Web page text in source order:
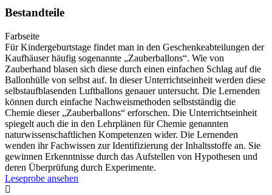
Bestandteile
Farbseite
Für Kindergeburtstage findet man in den Geschenkeabteilungen der
Kaufhäuser häufig sogenannte „Zauberballons“. Wie von
Zauberhand blasen sich diese durch einen einfachen Schlag auf die
Ballonhülle von selbst auf. In dieser Unterrichtseinheit werden diese
selbstaufblasenden Luftballons genauer untersucht. Die Lernenden
können durch einfache Nachweismethoden selbstständig die
Chemie dieser „Zauberballons“ erforschen. Die Unterrichtseinheit
spiegelt auch die in den Lehrplänen für Chemie genannten
naturwissenschaftlichen Kompetenzen wider. Die Lernenden
wenden ihr Fachwissen zur Identifizierung der Inhaltsstoffe an. Sie
gewinnen Erkenntnisse durch das Aufstellen von Hypothesen und
deren Überprüfung durch Experimente.
Leseprobe ansehen
